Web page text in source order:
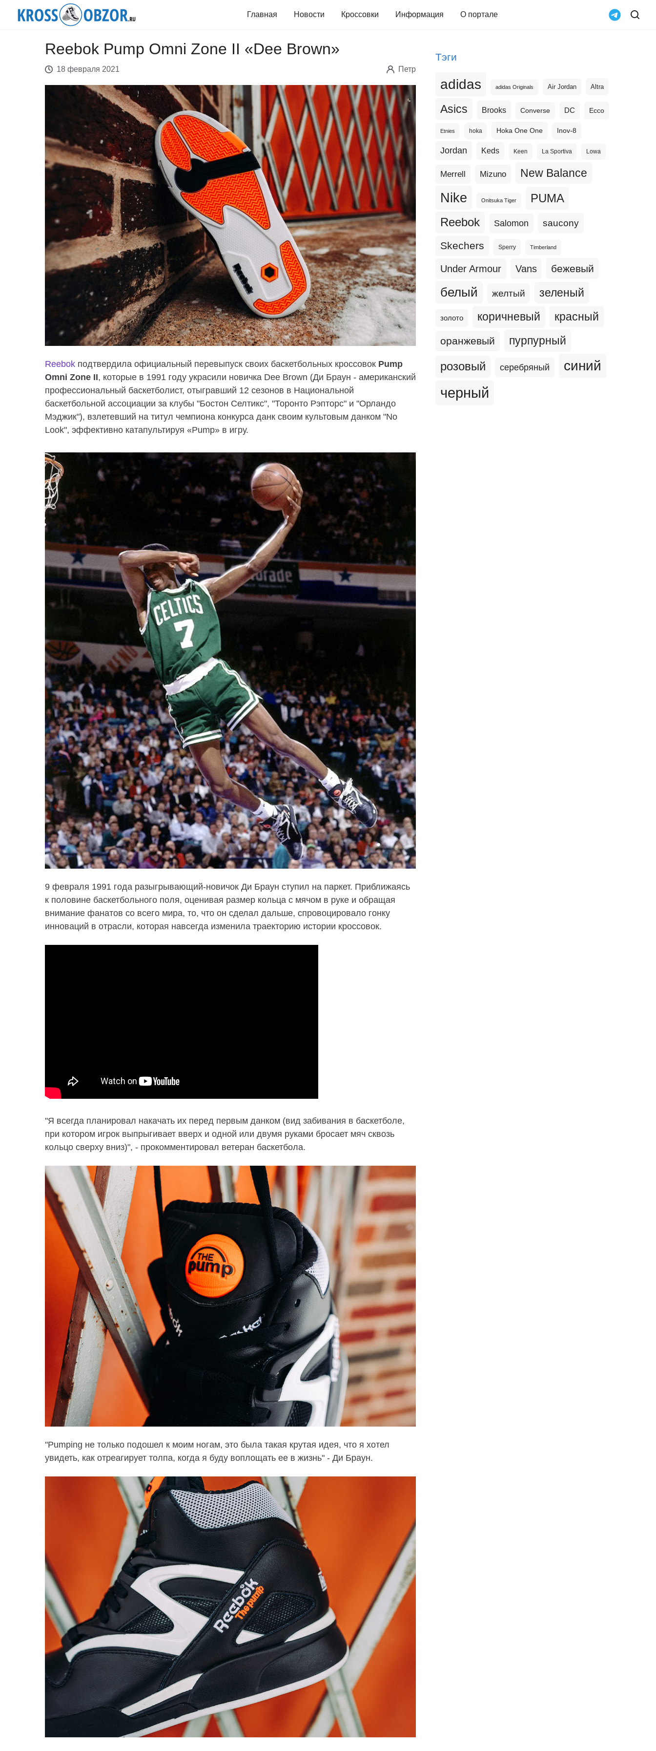
Главная Новости Кроссовки Информация О портале
Reebok Pump Omni Zone II «Dee Brown»
18 февраля 2021 Петр
Reebok подтвердила официальный перевыпуск своих баскетбольных кроссовок Pump
Omni Zone II, которые в 1991 году украсили новичка Dee Brown (Ди Браун - американский
профессиональный баскетболист, отыгравший 12 сезонов в Национальной
баскетбольной ассоциации за клубы "Бостон Селтикс", "Торонто Рэпторс" и "Орландо
Мэджик"), взлетевший на титул чемпиона конкурса данк своим культовым данком "No
Look", эффективно катапультируя «Pump» в игру.
9 февраля 1991 года разыгрывающий-новичок Ди Браун ступил на паркет. Приближаясь
к половине баскетбольного поля, оценивая размер кольца с мячом в руке и обращая
внимание фанатов со всего мира, то, что он сделал дальше, спровоцировало гонку
инноваций в отрасли, которая навсегда изменила траекторию истории кроссовок.
"Я всегда планировал накачать их перед первым данком (вид забивания в баскетболе,
при котором игрок выпрыгивает вверх и одной или двумя руками бросает мяч сквозь
кольцо сверху вниз)", - прокомментировал ветеран баскетбола.
"Pumping не только подошел к моим ногам, это была такая крутая идея, что я хотел
увидеть, как отреагирует толпа, когда я буду воплощать ее в жизнь" - Ди Браун.
Тэги
adidas adidas Originals Air Jordan Altra
Asics Brooks Converse DC Ecco
Etnies hoka Hoka One One Inov-8
Jordan Keds Keen La Sportiva Lowa
Merrell Mizuno New Balance
Nike Onitsuka Tiger PUMA
Reebok Salomon saucony
Skechers Sperry Timberland
Under Armour Vans бежевый
белый желтый зеленый
золото коричневый красный
оранжевый пурпурный
розовый серебряный синий
черный